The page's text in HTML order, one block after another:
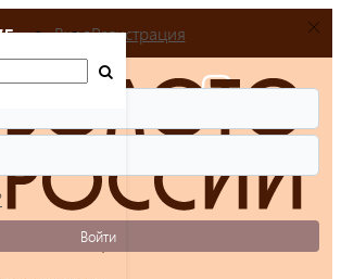
ВходРегистрация
Войти